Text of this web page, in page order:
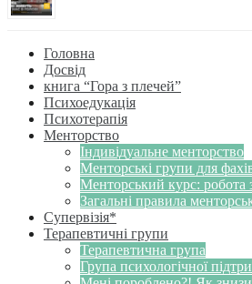
Головна
Досвід
книга “Гора з плечей”
Психоедукація
Психотерапія
Менторство
Індивідуальне менторство
Менторські групи для
Менторський курс: робота
Загальні правила
Супервізія*
Терапевтичні групи
Терапевтична група
Група психологічної